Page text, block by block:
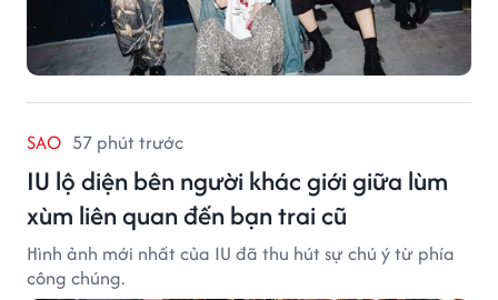
SAO 57 phút trước
IU lộ diện bên người khác giới giữa lùm
xùm liên quan đến bạn trai cũ
Hình ảnh mới nhất của IU đã thu hút sự chú ý từ phía
công chúng.